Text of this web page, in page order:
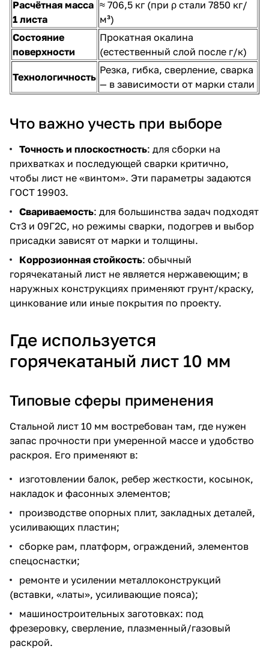
Расчётная масса
1 листа
≈ 706,5 кг (при ρ стали 7850 кг/
м³)
Состояние
поверхности
Прокатная окалина
(естественный слой после г/к)
Технологичность
Резка, гибка, сверление, сварка
— в зависимости от марки стали
Что важно учесть при выборе
Точность и плоскостность: для сборки на
прихватках и последующей сварки критично,
чтобы лист не «винтом». Эти параметры задаются
ГОСТ 19903.
Свариваемость: для большинства задач подходят
Ст3 и 09Г2С, но режимы сварки, подогрев и выбор
присадки зависят от марки и толщины.
Коррозионная стойкость: обычный
горячекатаный лист не является нержавеющим; в
наружных конструкциях применяют грунт/краску,
цинкование или иные покрытия по проекту.
Где используется
горячекатаный лист 10 мм
Типовые сферы применения
Стальной лист 10 мм востребован там, где нужен
запас прочности при умеренной массе и удобство
раскроя. Его применяют в:
изготовлении балок, ребер жесткости, косынок,
накладок и фасонных элементов;
производстве опорных плит, закладных деталей,
усиливающих пластин;
сборке рам, платформ, ограждений, элементов
спецоснастки;
ремонте и усилении металлоконструкций
(вставки, «латы», усиливающие пояса);
машиностроительных заготовках: под
фрезеровку, сверление, плазменный/газовый
раскрой.